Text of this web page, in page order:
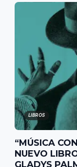
LIBROS
“MÚSICA
NUEVO
GLADYS